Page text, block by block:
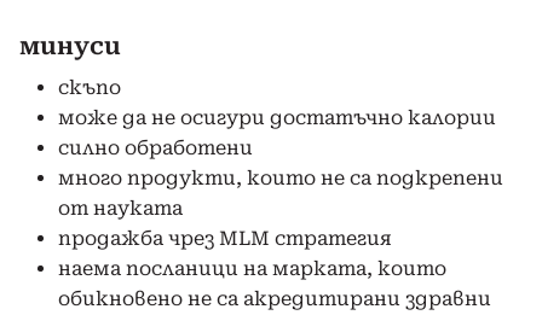
минуси
скъпо
може да не осигури достатъчно калории
силно обработени
много продукти, които не са подкрепени
от науката
продажба чрез MLM стратегия
наема посланици на марката, които
обикновено не са акредитирани здравни